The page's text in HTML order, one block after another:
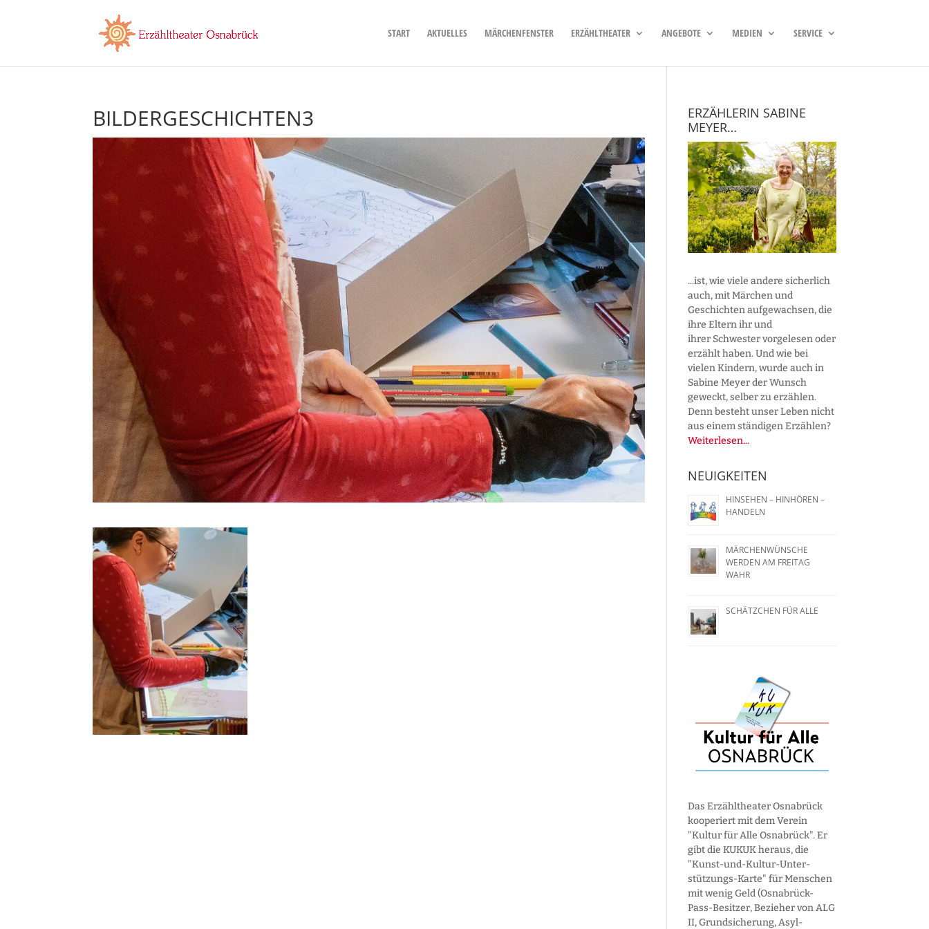
START AKTUELLES MÄRCHENFENSTER ERZÄHLTHEATER ANGEBOTE MEDIEN SERVICE
BILDERGESCHICHTEN3
ERZÄHLERIN SABINE
MEYER…
...ist, wie viele andere sicherlich
auch, mit Märchen und
Geschichten aufgewachsen, die
ihre Eltern ihr und
ihrer Schwester vorgelesen oder
erzählt haben. Und wie bei
vielen Kindern, wurde auch in
Sabine Meyer der Wunsch
geweckt, selber zu erzählen.
Denn besteht unser Leben nicht
aus einem ständigen Erzählen?
Weiterlesen...
NEUIGKEITEN
HINSEHEN – HINHÖREN –
HANDELN
MÄRCHENWÜNSCHE
WERDEN AM FREITAG
WAHR
SCHÄTZCHEN FÜR ALLE
Das Erzähltheater Osnabrück
kooperiert mit dem Verein
"Kultur für Alle Osnabrück". Er
gibt die KUKUK heraus, die
"Kunst-und-Kultur-Unter­
stützungs-Karte" für Menschen
mit wenig Geld (Osnabrück-
Pass-Besitzer, Bezieher von ALG
II, Grund­sicherung, Asyl­